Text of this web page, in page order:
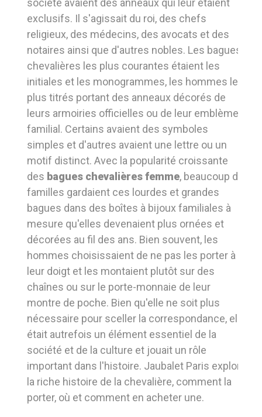
société avaient des anneaux qui leur étaient
exclusifs. Il s'agissait du roi, des chefs
religieux, des médecins, des avocats et des
notaires ainsi que d'autres nobles. Les bagues
chevalières les plus courantes étaient les
initiales et les monogrammes, les hommes les
plus titrés portant des anneaux décorés de
leurs armoiries officielles ou de leur emblème
familial. Certains avaient des symboles
simples et d'autres avaient une lettre ou un
motif distinct. Avec la popularité croissante
des bagues chevalières femme, beaucoup de
familles gardaient ces lourdes et grandes
bagues dans des boîtes à bijoux familiales à
mesure qu'elles devenaient plus ornées et
décorées au fil des ans. Bien souvent, les
hommes choisissaient de ne pas les porter à
leur doigt et les montaient plutôt sur des
chaînes ou sur le porte-monnaie de leur
montre de poche. Bien qu'elle ne soit plus
nécessaire pour sceller la correspondance, elle
était autrefois un élément essentiel de la
société et de la culture et jouait un rôle
important dans l'histoire. Jaubalet Paris explore
la riche histoire de la chevalière, comment la
porter, où et comment en acheter une.